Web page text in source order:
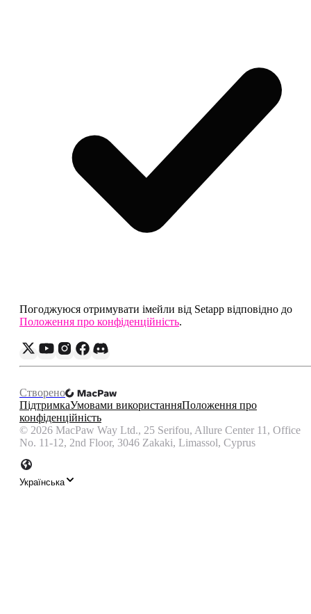
Погоджуюся отримувати імейли від Setapp відповідно до
Положення про конфіденційність.
Створено
ПідтримкаУмовами використанняПоложення про
конфіденційність
© 2026 MacPaw Way Ltd., 25 Serifou, Allure Center 11, Office
No. 11-12, 2nd Floor, 3046 Zakaki, Limassol, Cyprus
Українська